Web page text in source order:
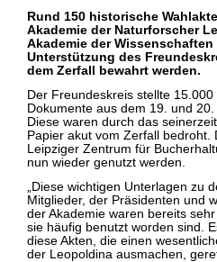
BAUSCH-STIPENDIUM
Rund 150 historische
Akademie der Naturforscher
Akademie der
Unterstützung des
dem Zerfall bewahrt werden.
Der Freundeskreis stellte
Dokumente aus dem 19. und
Diese waren durch das
Papier akut vom Zerfall bedroht.
Leipziger Zentrum für
nun wieder genutzt werden.
„Diese wichtigen Unterlagen zu
Mitglieder, der Präsidenten und
der Akademie waren bereits
sie häufig benutzt worden sind.
diese Akten, die einen
der Leopoldina ausmachen,